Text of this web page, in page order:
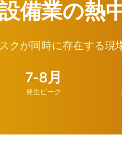
備業の熱
クが同時に存在する現
7-8月
発生ピーク